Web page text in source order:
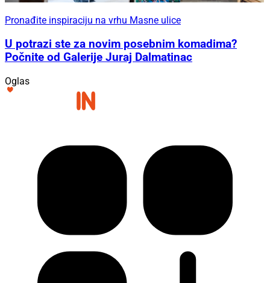
Pronađite inspiraciju na vrhu Masne ulice
U potrazi ste za novim posebnim komadima?
Počnite od Galerije Juraj Dalmatinac
Oglas